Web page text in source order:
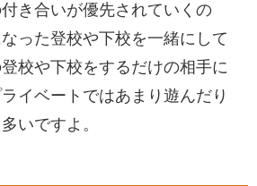
き合いが優先されていくの
った登校や下校を一緒にして
校や下校をするだけの相手に
イベートではあまり遊んだり
いですよ。